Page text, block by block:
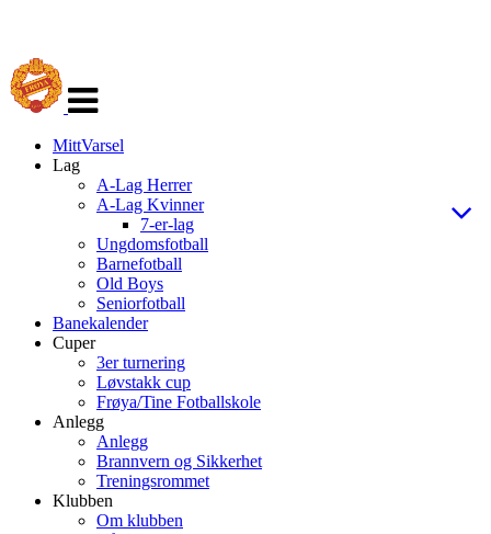
navigasjon
MittVarsel
Lag
A-Lag Herrer
A-Lag Kvinner
7-er-lag
Ungdomsfotball
Barnefotball
Old Boys
Seniorfotball
Banekalender
Cuper
3er turnering
Løvstakk cup
Frøya/Tine Fotballskole
Anlegg
Anlegg
Brannvern og Sikkerhet
Treningsrommet
Klubben
Om klubben